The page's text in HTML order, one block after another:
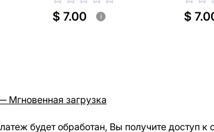
$ 7.00 i $
Мгновенная загрузка
будет обработан, Вы получите доступ